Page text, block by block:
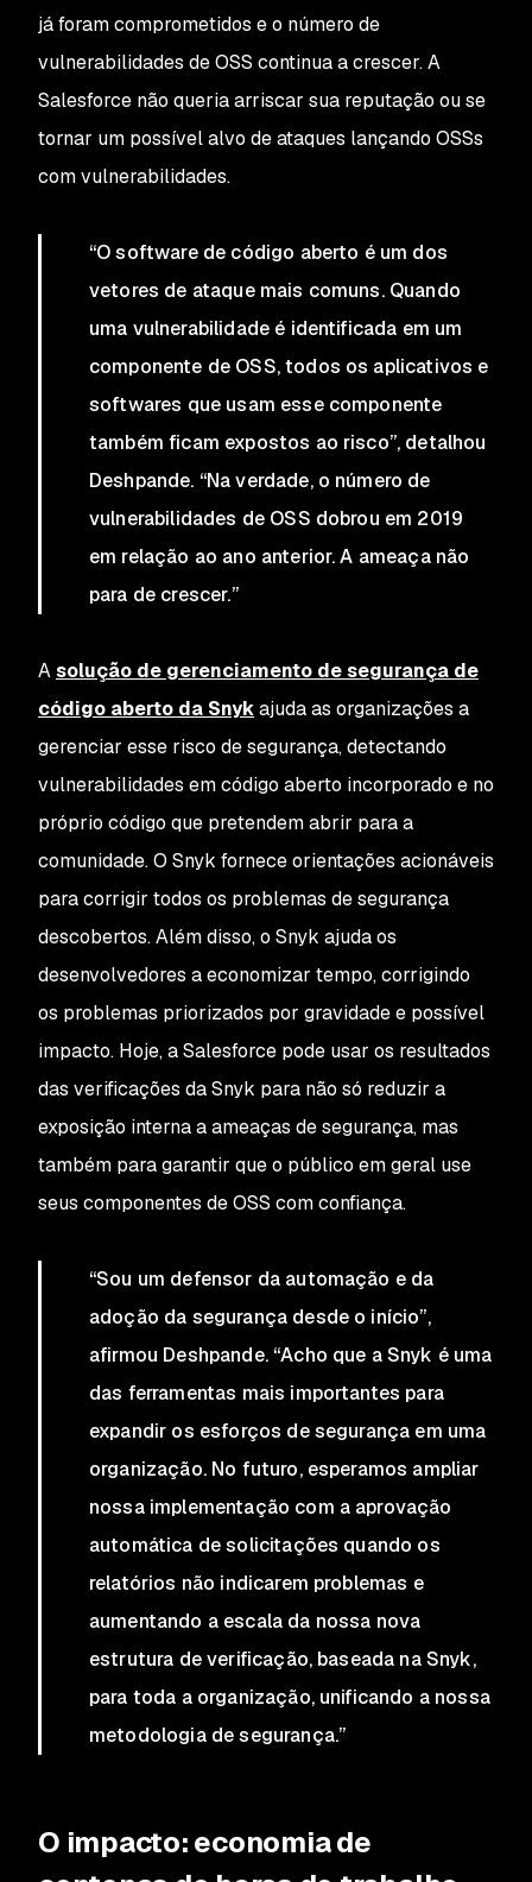
já foram comprometidos e o número de
vulnerabilidades de OSS continua a crescer. A
Salesforce não queria arriscar sua reputação ou se
tornar um possível alvo de ataques lançando OSSs
com vulnerabilidades.
“O software de código aberto é um dos
vetores de ataque mais comuns. Quando
uma vulnerabilidade é identificada em um
componente de OSS, todos os aplicativos e
softwares que usam esse componente
também ficam expostos ao risco”, detalhou
Deshpande. “Na verdade, o número de
vulnerabilidades de OSS dobrou em 2019
em relação ao ano anterior. A ameaça não
para de crescer.”
Asolução de gerenciamento de segurança de
código aberto da Snykajuda as organizações a
gerenciar esse risco de segurança, detectando
vulnerabilidades em código aberto incorporado e no
próprio código que pretendem abrir para a
comunidade. O Snyk fornece orientações acionáveis
para corrigir todos os problemas de segurança
descobertos. Além disso, o Snyk ajuda os
desenvolvedores a economizar tempo, corrigindo
os problemas priorizados por gravidade e possível
impacto. Hoje, a Salesforce pode usar os resultados
das verificações da Snyk para não só reduzir a
exposição interna a ameaças de segurança, mas
também para garantir que o público em geral use
seus componentes de OSS com confiança.
“Sou um defensor da automação e da
adoção da segurança desde o início”,
afirmou Deshpande. “Acho que a Snyk é uma
das ferramentas mais importantes para
expandir os esforços de segurança em uma
organização. No futuro, esperamos ampliar
nossa implementação com a aprovação
automática de solicitações quando os
relatórios não indicarem problemas e
aumentando a escala da nossa nova
estrutura de verificação, baseada na Snyk,
para toda a organização, unificando a nossa
metodologia de segurança.”
O impacto:economia de